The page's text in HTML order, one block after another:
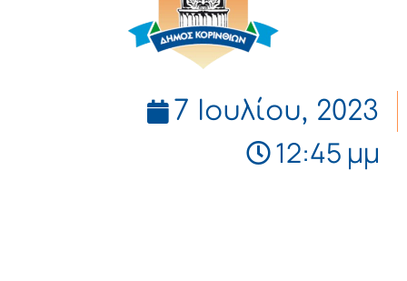
7 Ιουλίου, 2023
12:45 μμ